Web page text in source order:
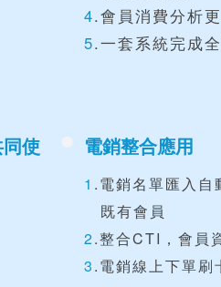
4.會員消費分析
5.一套系統完成
使 電銷整合應用
1 .電銷名單匯入自
既有會員
2.整合CTI，會員
3.電銷線上下單